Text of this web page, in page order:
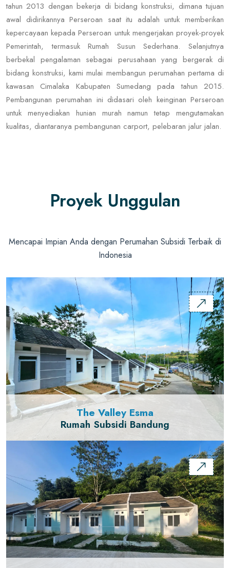
tahun 2013 dengan bekerja di bidang konstruksi, dimana tujuan
awal didirikannya Perseroan saat itu adalah untuk memberikan
kepercayaan kepada Perseroan untuk mengerjakan proyek-proyek
Pemerintah, termasuk Rumah Susun Sederhana. Selanjutnya
berbekal pengalaman sebagai perusahaan yang bergerak di
bidang konstruksi, kami mulai membangun perumahan pertama di
kawasan Cimalaka Kabupaten Sumedang pada tahun 2015.
Pembangunan perumahan ini didasari oleh keinginan Perseroan
untuk menyediakan hunian murah namun tetap mengutamakan
kualitas, diantaranya pembangunan carport, pelebaran jalur jalan.
Proyek Unggulan
Mencapai Impian Anda dengan Perumahan Subsidi Terbaik di
Indonesia
The Valley Esma
Rumah Subsidi Bandung